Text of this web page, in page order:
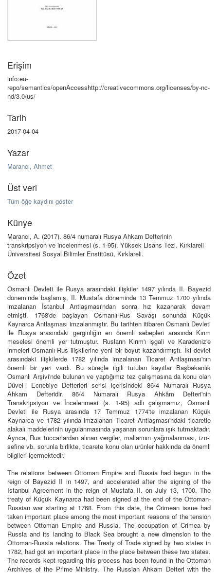
Erişim
info:eu-
repo/semantics/openAccesshttp://creativecommons.org/licenses/by-nc-
nd/3.0/us/
Tarih
2017-04-04
Yazar
Marancı, Ahmet
Üst veri
Tüm öğe kaydını göster
Künye
Marancı, A. (2017). 86/4 numaralı Rusya Ahkam Defterinin
transkripsiyon ve incelenmesi (s. 1-95). Yüksek Lisans Tezi. Kırklareli
Üniversitesi Sosyal Bilimler Enstitüsü, Kırklareli.
Özet
Osmanlı Devleti ile Rusya arasındaki ilişkiler 1497 yılında II. Bayezid
döneminde başlamış, II. Mustafa döneminde 13 Temmuz 1700 yılında
imzalanan İstanbul Antlaşması'ndan sonra hız kazanarak devam
etmişti. 1768'de başlayan Osmanlı-Rus Savaşı sonunda Küçük
Kaynarca Antlaşması imzalanmıştır. Bu tarihten itibaren Osmanlı Devleti
ile Rusya arasındaki gerginliğin en önemli sebepleri arasında Kırım
meselesi önemli yer tutmuştur. Rusların Kırım'ı işgali ve Karadeniz'e
inmeleri Osmanlı-Rus ilişkilerine yeni bir boyut kazandırmıştı. İki devlet
arasındaki ilişkilerde 1782 yılında imzalanan Ticaret Antlaşması'nın
önemli bir yeri vardı. Bu süreçle ilgili tutulan kayıtlar Başbakanlık
Osmanlı Arşivi'nde bulunan ve yaptığımız tez çalışmasına da konu olan
Düvel-i Ecnebiye Defterleri serisi içerisindeki 86/4 Numaralı Rusya
Ahkam Defteridir. 86/4 Numaralı Rusya Ahkâm Defteri'nin
Transkripsiyon ve İncelenmesi (s. 1-95) adlı çalışmamız, Osmanlı
Devleti ile Rusya arasında 17 Temmuz 1774'te imzalanan Küçük
Kaynarca ve 1782 yılında imzalanan Ticaret Antlaşması'ndaki ticaretle
alakalı maddelerinin uygulanmasında yaşanan sorunlara ışık tutmaktadır.
Ayrıca, Rus tüccarlardan alınan vergiler, mallarının yağmalanması, izn-i
sefine vb. sorunla birlikte, ticarete konu olan ürünler hakkında da önemli
bilgileri içermektedir.
The relations between Ottoman Empire and Russia had begun in the
reign of Bayezid II in 1497, and accelerated after the signing of the
Istanbul Agreement in the reign of Mustafa II. on July 13, 1700. The
treaty of Küçük Kaynarca had been signed at the end of the Ottoman-
Russian war starting at 1768. From this date, the Crimean issue had
taken important place among the most important reasons of the tension
between Ottoman Empire and Russia. The occupation of Crimea by
Russia and its landing to Black Sea brought a new dimension to the
Ottoman-Russia relations. The Treaty of Trade signed by two states in
1782, had got an important place in the place between these two states.
The records kept regarding this process has been found in the Ottoman
Archives of the Prime Ministry. The Russian Ahkam Defteri with the